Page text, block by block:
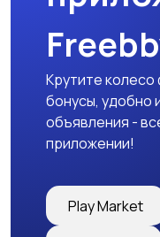
Крутите
бонусы, удобно
объявления -
приложении!
Play Market